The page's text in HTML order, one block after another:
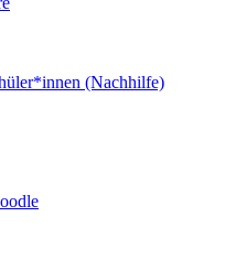
(Nachhilfe)